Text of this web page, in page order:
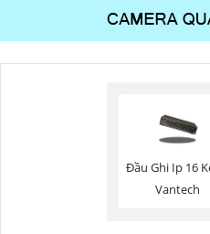
Đầu Ghi Ip 16
Vantech